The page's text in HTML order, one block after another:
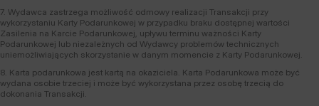
7. Wydawca zastrzega możliwość odmowy realizacji Transakcji przy
wykorzystaniu Karty Podarunkowej w przypadku braku dostępnej wartości
Zasilenia na Karcie Podarunkowej, upływu terminu ważności Karty
Podarunkowej lub niezależnych od Wydawcy problemów technicznych
uniemożliwiających skorzystanie w danym momencie z Karty Podarunkowej.
8. Karta podarunkowa jest kartą na okaziciela. Karta Podarunkowa może być
wydana osobie trzeciej i może być wykorzystana przez osobę trzecią do
dokonania Transakcji.